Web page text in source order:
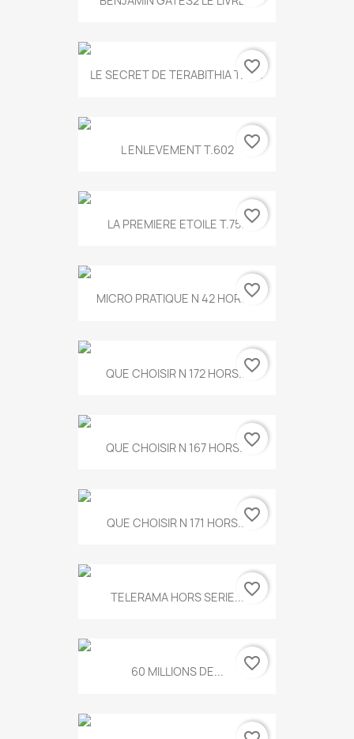
LE SECRET DE TERABITHIA T.560
favorite_border
L ENLEVEMENT T.602 favorite_border
LA PREMIERE ETOILE T.755favorite_border
MICRO PRATIQUE N 42 HORS...
favorite_border
QUE CHOISIR N 172 HORS...favorite_border
QUE CHOISIR N 167 HORS...favorite_border
QUE CHOISIR N 171 HORS...favorite_border
TELERAMA HORS SERIE...favorite_border
60 MILLIONS DE... favorite_border